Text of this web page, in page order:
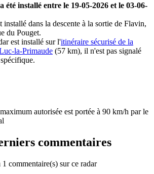
été installé entre le 19-05-2026 et le 03-06-
installé dans la descente à la sortie de Flavin,
du Pouget.
est installé sur l'itinéraire sécurisé de la
la-Primaude (57 km), il n'est pas signalé
autorisée est portée à 90 km/h par le
commentaires
commentaire(s) sur ce radar